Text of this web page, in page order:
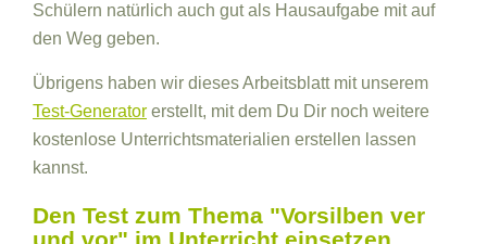
Schülern natürlich auch gut als Hausaufgabe mit auf
den Weg geben.
Übrigens haben wir dieses Arbeitsblatt mit unserem
Test-Generator erstellt, mit dem Du Dir noch weitere
kostenlose Unterrichtsmaterialien erstellen lassen
kannst.
Den Test zum Thema "Vorsilben ver